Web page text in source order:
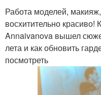
Работа моделей,
восхитительно красиво!
Annaivanova вышел
лета и как обновить
посмотреть